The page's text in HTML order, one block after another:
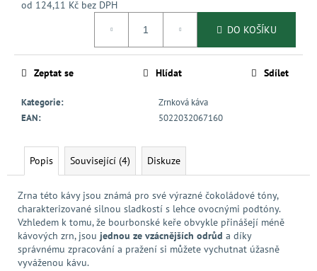
od 124,11 Kč bez DPH
DO KOŠÍKU
Kategorie:
Zrnková káva
EAN: 5022032067160
Zeptat se Hlídat Sdílet
Popis Související (4) Diskuze
Zrna této kávy jsou známá pro své výrazné čokoládové tóny,
charakterizované silnou sladkostí s lehce ovocnými podtóny.
Vzhledem k tomu, že bourbonské keře obvykle přinášejí méně
kávových zrn, jsou jednou ze vzácnějších odrůd a díky
správnému zpracování a pražení si můžete vychutnat úžasně
vyváženou kávu.